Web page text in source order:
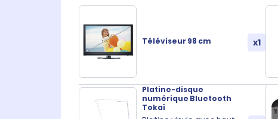
Téléviseur 98 cm x1
Platine-disque
numérique Bluetooth
Tokaï